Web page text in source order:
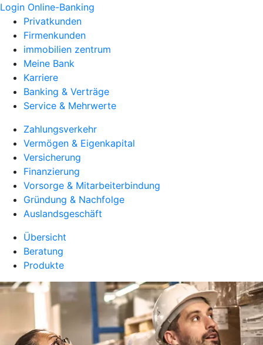
Login Online-Banking
Privatkunden
Firmenkunden
immobilien zentrum
Meine Bank
Karriere
Banking & Verträge
Service & Mehrwerte
Zahlungsverkehr
Vermögen & Eigenkapital
Versicherung
Finanzierung
Vorsorge & Mitarbeiterbindung
Gründung & Nachfolge
Auslandsgeschäft
Übersicht
Beratung
Produkte